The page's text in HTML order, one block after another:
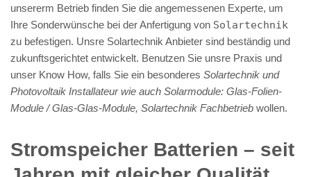
unsererm Betrieb finden Sie die angemessenen Experte, um
Ihre Sonderwünsche bei der Anfertigung von Solartechnik
zu befestigen. Unsre Solartechnik Anbieter sind beständig und
zukunftsgerichtet entwickelt. Benutzen Sie unsre Praxis und
unser Know How, falls Sie ein besonderes Solartechnik und
Photovoltaik Installateur wie auch Solarmodule: Glas-Folien-
Module / Glas-Glas-Module, Solartechnik Fachbetrieb wollen.
Stromspeicher Batterien – seit